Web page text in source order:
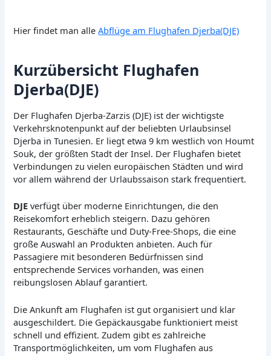
Hier findet man alleAbflüge am Flughafen Djerba(DJE)
Kurzübersicht Flughafen
Djerba(DJE)
Der Flughafen Djerba-Zarzis (DJE) ist der wichtigste
Verkehrsknotenpunkt auf der beliebten Urlaubsinsel
Djerba in Tunesien. Er liegt etwa 9 km westlich von Houmt
Souk, der größten Stadt der Insel. Der Flughafen bietet
Verbindungen zu vielen europäischen Städten und wird
vor allem während der Urlaubssaison stark frequentiert.
DJE verfügt über moderne Einrichtungen, die den
Reisekomfort erheblich steigern. Dazu gehören
Restaurants, Geschäfte und Duty-Free-Shops, die eine
große Auswahl an Produkten anbieten. Auch für
Passagiere mit besonderen Bedürfnissen sind
entsprechende Services vorhanden, was einen
reibungslosen Ablauf garantiert.
Die Ankunft am Flughafen ist gut organisiert und klar
ausgeschildert. Die Gepäckausgabe funktioniert meist
schnell und effizient. Zudem gibt es zahlreiche
Transportmöglichkeiten, um vom Flughafen aus